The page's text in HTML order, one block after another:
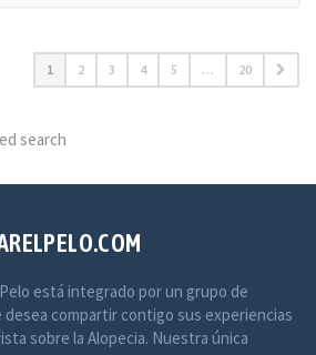
1 2 3 4 5 … 20
search
está integrado por un grupo de
desea compartir contigo sus experiencias
sobre la Alopecia. Nuestra única